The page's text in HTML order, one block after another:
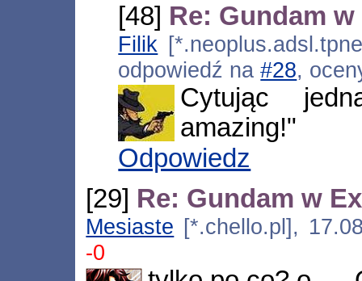
[48] Re: Gundam
Filik
odpowiedź na#28,
Cytując
amazing!"
Odpowiedz
[29] Re: Gundam w
Mesiaste [*.chello.pl],
-0